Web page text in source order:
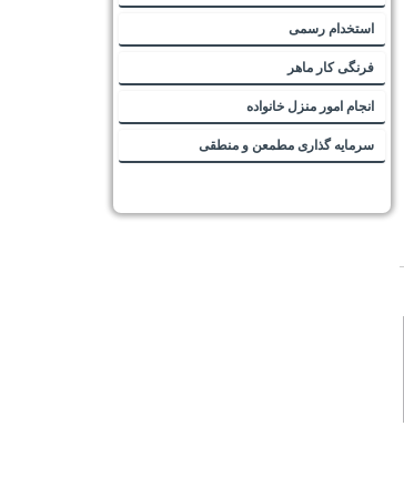
استخدام رسمی
فرنگی کار ماهر
انجام امور منزل خانواده
سرمایه گذاری مطمعن و منطقی